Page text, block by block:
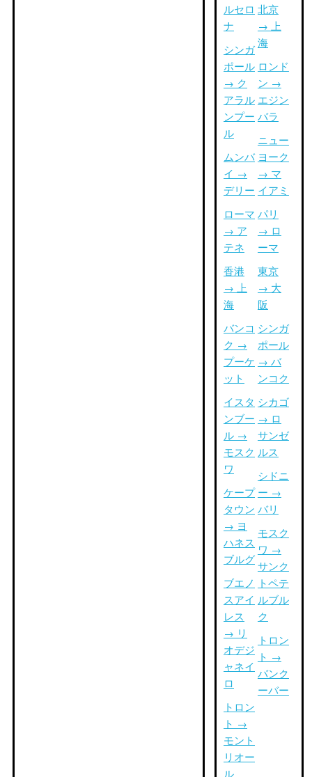
ルセロ
ナ
シンガ
ポール
→ ク
アラル
ンプー
ル
ムンバ
イ →
デリー
ローマ
→ ア
テネ
香港
→ 上
海
バンコ
ク →
プーケ
ット
イスタ
ンブー
ル →
モスク
ワ
ケープ
タウン
→ ヨ
ハネス
ブルグ
ブエノ
スアイ
レス
→ リ
オデジ
ャネイ
ロ
トロン
ト →
モント
リオー
ル
北京
→ 上
海
ロンド
ン →
エジン
バラ
ニュー
ヨーク
→ マ
イアミ
パリ
→ ロ
ーマ
東京
→ 大
阪
シンガ
ポール
→ バ
ンコク
シカゴ
→ ロ
サンゼ
ルス
シドニ
ー →
バリ
モスク
ワ →
サンク
トペテ
ルブル
ク
トロン
ト →
バンク
ーバー